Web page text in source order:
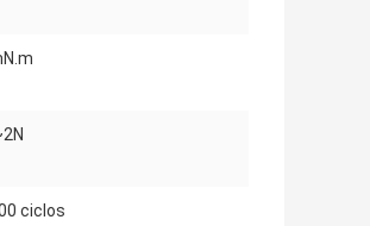
ciclos